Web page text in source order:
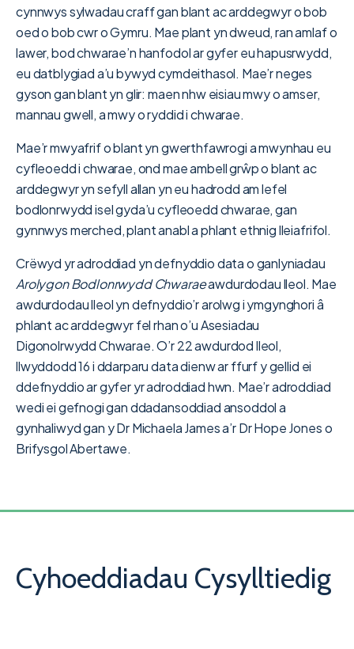
cynnwys sylwadau craff gan blant ac arddegwyr o bob
oed o bob cwr o Gymru. Mae plant yn dweud, ran amlaf o
lawer, bod chwarae’n hanfodol ar gyfer eu hapusrwydd,
eu datblygiad a’u bywyd cymdeithasol. Mae’r neges
gyson gan blant yn glir: maen nhw eisiau mwy o amser,
mannau gwell, a mwy o ryddid i chwarae.
Mae’r mwyafrif o blant yn gwerthfawrogi a mwynhau eu
cyfleoedd i chwarae, ond mae ambell grŵp o blant ac
arddegwyr yn sefyll allan yn eu hadrodd am lefel
bodlonrwydd isel gyda’u cyfleoedd chwarae, gan
gynnwys merched, plant anabl a phlant ethnig lleiafrifol.
Crëwyd yr adroddiad yn defnyddio data o ganlyniadau
Arolygon Bodlonrwydd Chwaraeawdurdodau lleol. Mae
awdurdodau lleol yn defnyddio’r arolwg i ymgynghori â
phlant ac arddegwyr fel rhan o’u Asesiadau
Digonolrwydd Chwarae. O’r 22 awdurdod lleol,
llwyddodd 16 i ddarparu data dienw ar ffurf y gellid ei
ddefnyddio ar gyfer yr adroddiad hwn. Mae’r adroddiad
wedi ei gefnogi gan ddadansoddiad ansoddol a
gynhaliwyd gan y Dr Michaela James a’r Dr Hope Jones o
Brifysgol Abertawe.
Cyhoeddiadau Cysylltiedig